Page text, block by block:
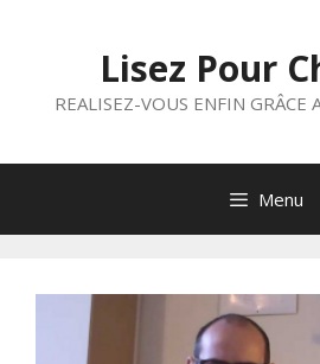
Lisez Pour
REALISEZ-VOUS ENFIN GRÂCE
Menu